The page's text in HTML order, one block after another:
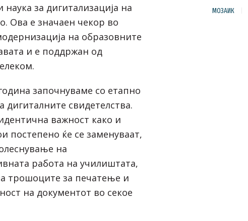
за дигитализација на
Ова е значаен чекор во
на образовните
и е поддржан од
започнуваме со етапно
дигиталните свидетелства.
важност како и
постепено ќе се заменуваат,
на
работа на училиштата,
трошоците за печатење и
на документот во секое
МОЗАИК